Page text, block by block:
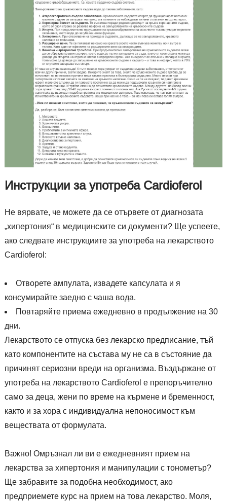
Инструкции за употреба Cardioferol
Не вярвате, че можете да се отървете от диагнозата
„хипертония“ в медицинските си документи? Ще успеете,
ако следвате инструкциите за употреба на лекарството
Cardioferol:
Отворете ампулата, извадете капсулата и я
консумирайте заедно с чаша вода.
Повтаряйте приема ежедневно в продължение на 30
дни.
Лекарството се отпуска без лекарско предписание, тъй
като компонентите на състава му не са в състояние да
причинят сериозни вреди на организма. Въздържане от
употреба на лекарството Cardioferol е препоръчително
само за деца, жени по време на кърмене и бременност,
както и за хора с индивидуална непоносимост към
веществата от формулата.
Важно! Омръзнал ли ви е ежедневният прием на
лекарства за хипертония и манипулации с тонометър?
Ще забравите за подобна необходимост, ако
предприемете курс на прием на това лекарство. Моля,